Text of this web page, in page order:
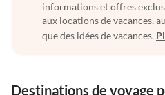
informations et offres
aux locations de vacances,
que des idées de vacances.
Destinations de voyage